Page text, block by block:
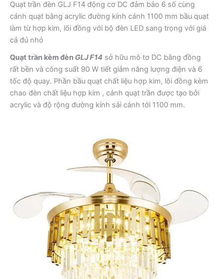
Quạt trần đèn GLJ F14 động cơ DC đảm bảo 6 số cùng
cánh quạt bằng acrylic đường kính cánh 1100 mm bầu quạt
làm từ hợp kim, lõi đồng với bộ đèn LED sang trọng với giá
cả đủ nhỏ
Quạt trần kèm đèn GLJ F14 sở hữu mô tơ DC bằng đồng
rất bền và công suất 90 W tiết giảm năng lượng điện và 6
tốc độ quay. Phần bầu quạt chất liệu hợp kim, lõi đồng kèm
chao đèn chất liệu hợp kim , cánh quạt trần được tạo bởi
acrylic và độ rộng đường kính sải cánh tới 1100 mm.